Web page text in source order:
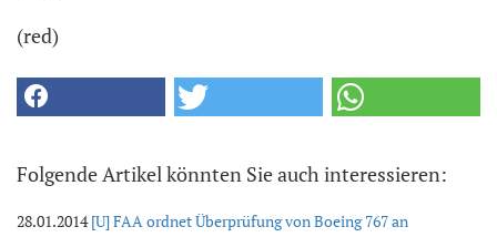
(red)
Folgende Artikel könnten Sie auch interessieren:
28.01.2014[U] FAA ordnet Überprüfung von Boeing 767 an